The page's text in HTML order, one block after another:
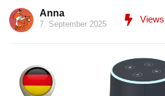
Anna
7. September 2025 Views